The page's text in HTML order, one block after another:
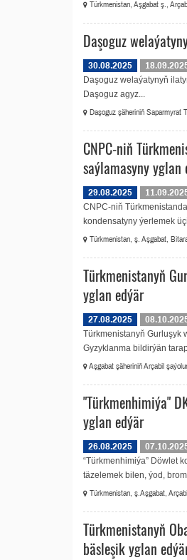
Türkmenistan, Aşgabat ş.,
Daşoguz
30.08.2025
Daşoguz welaýatynyň
Daşoguz agyz...
Daşoguz şäheriniň Saparmyrat
CNPC-niň
saýlamasyny yglan
29.08.2025
CNPC-niň
kondensatyny ýerlemek
Türkmenistan, ş. Aşgabat,
Türkmenistanyň
yglan edýär
27.08.2025
Türkmenistanyň Gurluşyk
Gyzyklanma bildirýän
Aşgabat şäheriniň Arçabil
"Türkmenhimiýa"
yglan edýär
26.08.2025
“Türkmenhimiýa” Döwlet
täzelemek bilen, ýod,
Türkmenistan, ş.Aşgabat,
Türkmenistanyň
bäsleşik yglan